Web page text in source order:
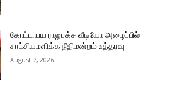
கோட்டாபய ராஜபக்ச வீடியோ அழைப்பில்
சாட்சியமளிக்க நீதிமன்றம் உத்தரவு
August 7, 2026